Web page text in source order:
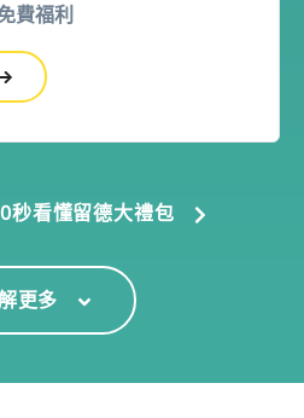
費福利
秒看懂留德大禮包
更多